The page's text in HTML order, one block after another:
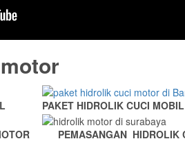
PAKET HIDROLIK CUCI MOBIL
PEMASANGAN HIDROLIK